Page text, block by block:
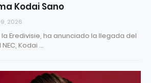
Kodai Sano
2026
la Eredivisie, ha anunciado la llegada del
Kodai …